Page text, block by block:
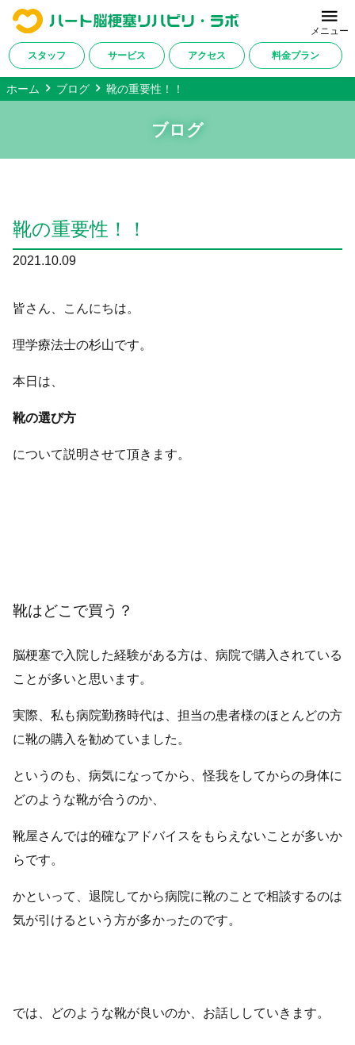
ホーム
料金プラン
アクセス
会社概要
ブログ一覧
052-212-6889
メニュー
スタッフ サービス アクセス 料金プラン
ホーム ブログ 靴の重要性！！
ブログ
靴の重要性！！
2021.10.09
皆さん、こんにちは。
理学療法士の杉山です。
本日は、
靴の選び方
について説明させて頂きます。
靴はどこで買う？
脳梗塞で入院した経験がある方は、病院で購入されている
ことが多いと思います。
実際、私も病院勤務時代は、担当の患者様のほとんどの方
に靴の購入を勧めていました。
というのも、病気になってから、怪我をしてからの身体に
どのような靴が合うのか、
靴屋さんでは的確なアドバイスをもらえないことが多いか
らです。
かといって、退院してから病院に靴のことで相談するのは
気が引けるという方が多かったのです。
では、どのような靴が良いのか、お話ししていきます。